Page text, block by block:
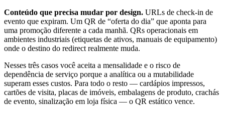
Conteúdo que precisa mudar por design. URLs de check-in de
evento que expiram. Um QR de “oferta do dia” que aponta para
uma promoção diferente a cada manhã. QRs operacionais em
ambientes industriais (etiquetas de ativos, manuais de equipamento)
onde o destino do redirect realmente muda.
Nesses três casos você aceita a mensalidade e o risco de
dependência de serviço porque a analítica ou a mutabilidade
superam esses custos. Para todo o resto — cardápios impressos,
cartões de visita, placas de imóveis, embalagens de produto, crachás
de evento, sinalização em loja física — o QR estático vence.